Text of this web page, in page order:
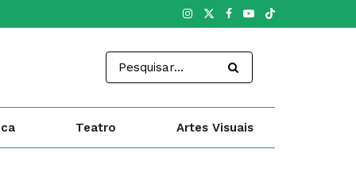
Teatro Artes Visuais